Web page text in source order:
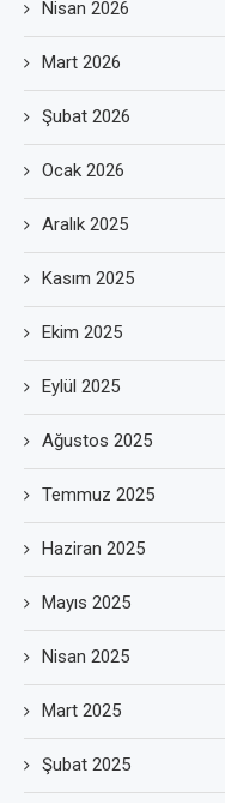
Nisan 2026
Mart 2026
Şubat 2026
Ocak 2026
Aralık 2025
Kasım 2025
Ekim 2025
Eylül 2025
Ağustos 2025
Temmuz 2025
Haziran 2025
Mayıs 2025
Nisan 2025
Mart 2025
Şubat 2025